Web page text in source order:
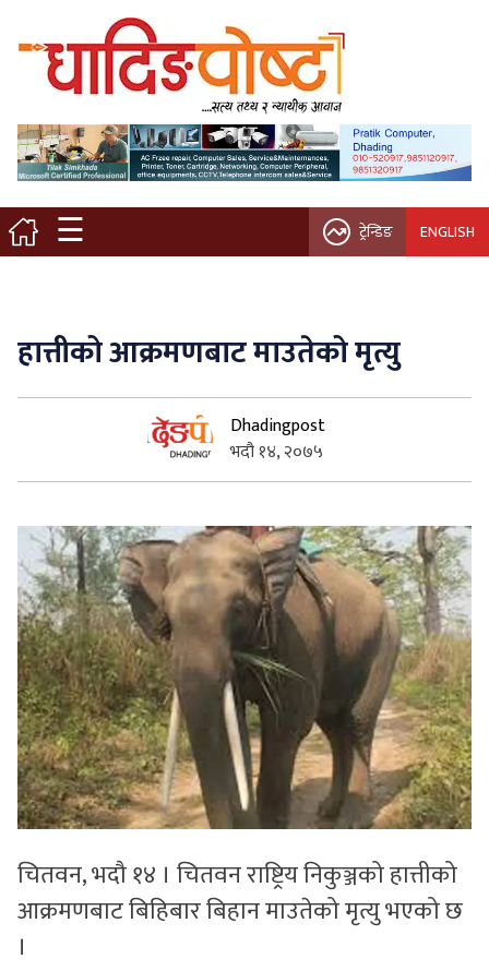
☰
मुख्य पृष्ठ
स्थानीय समाचार
विचार / ब्लग
नगर/गाउँ पालिका
कृषि/सहकारी
प्रवास
सुचनाहरु
स्वास्थ्य
भिडियो
ट्रेन्डिङ ENGLISH
हात्तीको आक्रमणबाट माउतेको मृत्यु
Dhadingpost
भदौ १४, २०७५
चितवन, भदौ १४ । चितवन राष्ट्रिय निकुञ्जको हात्तीको
आक्रमणबाट बिहिबार बिहान माउतेको मृत्यु भएको छ
।